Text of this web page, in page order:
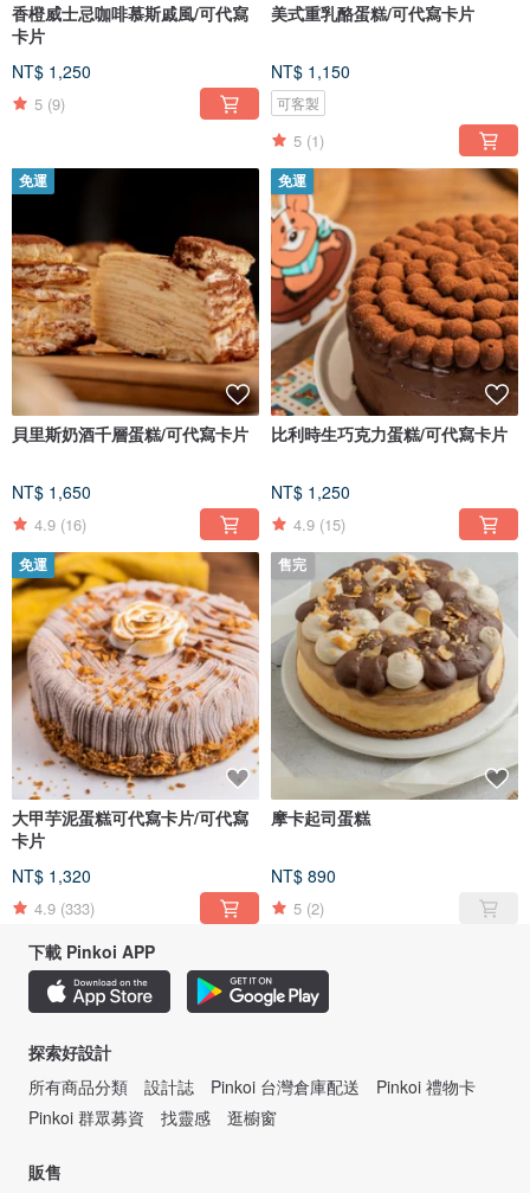
香橙威士忌咖啡慕斯戚風/可代寫
卡片
NT$ 1,250
5 (9)
美式重乳酪蛋糕/可代寫卡片
NT$ 1,150
可客製
5 (1)
免運
貝里斯奶酒千層蛋糕/可代寫卡片
NT$ 1,650
4.9 (16)
免運
比利時生巧克力蛋糕/可代寫卡片
NT$ 1,250
4.9 (15)
免運
大甲芋泥蛋糕可代寫卡片/可代寫
卡片
NT$ 1,320
4.9 (333)
售完
摩卡起司蛋糕
NT$ 890
5 (2)
下載 Pinkoi APP
探索好設計
所有商品分類
設計誌 Pinkoi 台灣倉庫配送
Pinkoi 禮物卡
Pinkoi 群眾募資
找靈感 逛櫥窗
販售